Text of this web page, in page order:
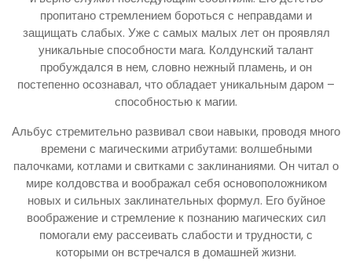
пропитано стремлением бороться с неправдами и
защищать слабых. Уже с самых малых лет он проявлял
уникальные способности мага. Колдунский талант
пробуждался в нем, словно нежный пламень, и он
постепенно осознавал, что обладает уникальным даром –
способностью к магии.
Альбус стремительно развивал свои навыки, проводя много
времени с магическими атрибутами: волшебными
палочками, котлами и свитками с заклинаниями. Он читал о
мире колдовства и воображал себя основоположником
новых и сильных заклинательных формул. Его буйное
воображение и стремление к познанию магических сил
помогали ему рассеивать слабости и трудности, с
которыми он встречался в домашней жизни.